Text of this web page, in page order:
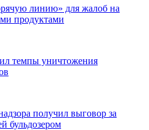
линию» для жалоб на
продуктами
темпы уничтожения
получил выговор за
бульдозером